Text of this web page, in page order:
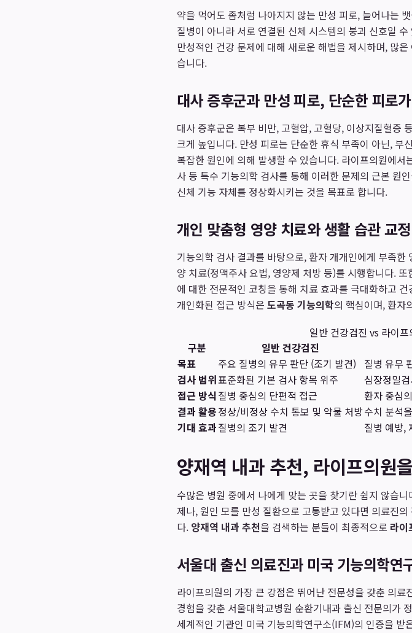
약을 먹어도 좀처럼 나아지지 않는 만성 피로, 늘어나는
질병이 아니라 서로 연결된 신체 시스템의 붕괴 신호일 수
만성적인 건강 문제에 대해 새로운 해법을 제시하며, 많은
습니다.
대사 증후군과 만성 피로, 단순한 피로
대사 증후군은 복부 비만, 고혈압, 고혈당, 이상지질혈증
크게 높입니다. 만성 피로는 단순한 휴식 부족이 아닌,
복잡한 원인에 의해 발생할 수 있습니다. 라이프의원에
사 등 특수 기능의학 검사를 통해 이러한 문제의 근본 원
신체 기능 자체를 정상화시키는 것을 목표로 합니다.
개인 맞춤형 영양 치료와 생활 습관 교정
기능의학 검사 결과를 바탕으로, 환자 개개인에게 부족
양 치료(정맥주사 요법, 영양제 처방 등)를 시행합니다.
에 대한 전문적인 코칭을 통해 치료 효과를 극대화하고
개인화된 접근 방식은 도곡동 기능의학의 핵심이며, 환자
일반 건강검진 vs 라이
구분
일반 건강검진
목표
주요 질병의 유무 판단 (조기 발견)
질병 유무
검사 범위표준화된 기본 검사 항목 위주
심장정밀
접근 방식질병 중심의 단편적 접근
환자 중심
결과 활용정상/비정상 수치 통보 및 약물 처방수치 분석
기대 효과질병의 조기 발견 질병 예방,
양재역 내과 추천, 라이프의원
수많은 병원 중에서 나에게 맞는 곳을 찾기란 쉽지 않습
제나, 원인 모를 만성 질환으로 고통받고 있다면 의료진
다. 양재역 내과 추천을 검색하는 분들이 최종적으로 라이
서울대 출신 의료진과 미국 기능의학연
라이프의원의 가장 큰 강점은 뛰어난 전문성을 갖춘 의
경험을 갖춘 서울대학교병원 순환기내과 출신 전문의가
세계적인 기관인 미국 기능의학연구소(IFM)의 인증을